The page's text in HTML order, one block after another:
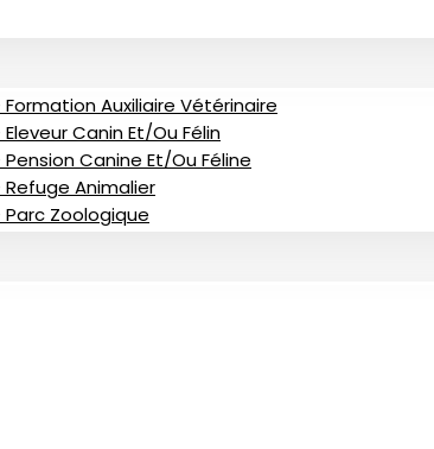
Auxiliaire Vétérinaire
Canin Et/ou Félin
Canine Et/ou Féline
Refuge Animalier
Parc Zoologique